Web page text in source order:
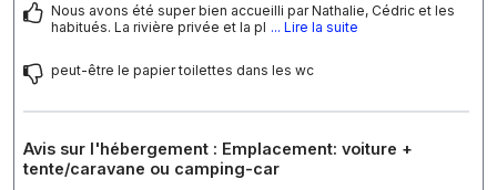
Nous avons été super bien accueilli par Nathalie, Cédric et les
habitués. La rivière privée et la pl ... Lire la suite
peut-être le papier toilettes dans les wc
Avis sur l'hébergement : Emplacement: voiture +
tente/caravane ou camping-car